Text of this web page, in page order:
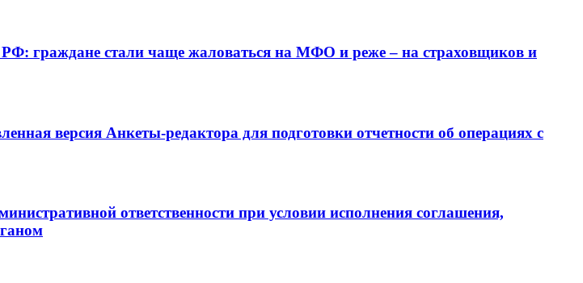
граждане стали чаще жаловаться на МФО и реже – на страховщиков и
версия Анкеты-редактора для подготовки отчетности об операциях с
ответственности при условии исполнения соглашения,